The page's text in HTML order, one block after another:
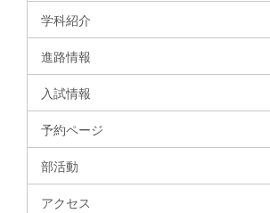
学科紹介
進路情報
入試情報
予約ページ
部活動
アクセス